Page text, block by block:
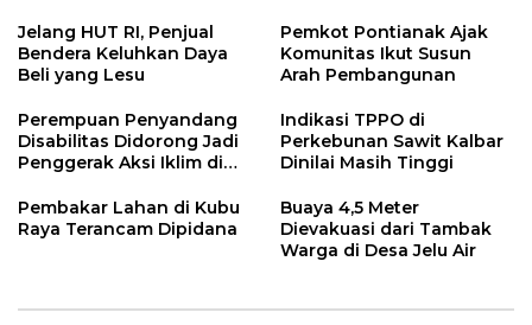
Jelang HUT RI, Penjual
Bendera Keluhkan Daya
Beli yang Lesu
Pemkot Pontianak Ajak
Komunitas Ikut Susun
Arah Pembangunan
Perempuan Penyandang
Disabilitas Didorong Jadi
Penggerak Aksi Iklim di
Indikasi TPPO di
Perkebunan Sawit Kalbar
Dinilai Masih Tinggi
Pembakar Lahan di Kubu
Raya Terancam Dipidana
Buaya 4,5 Meter
Dievakuasi dari Tambak
Warga di Desa Jelu Air